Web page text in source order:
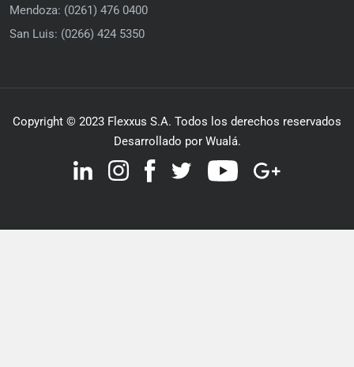
Mendoza: (0261) 476 0400
San Luis: (0266) 424 5350
Copyright © 2023 Flexxus S.A. Todos los derechos reservados
Desarrollado por Wualá.